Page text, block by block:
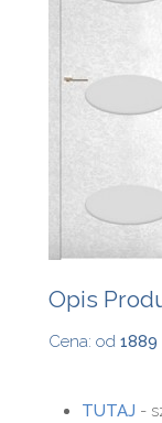
Opis
Cena: od 1889
TUTAJ -